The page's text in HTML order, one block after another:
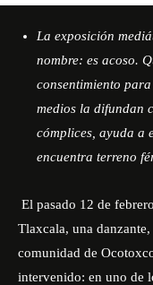
La exposición
nombre: es acoso.
consentimiento
medios la difundan
cómplices, ayuda a
encuentra terreno
El pasado 12 de
Tlaxcala, una
comunidad de
intervenido: en uno de